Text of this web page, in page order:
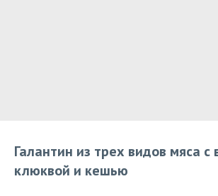
Галантин из трех видов мяса с
клюквой и кешью